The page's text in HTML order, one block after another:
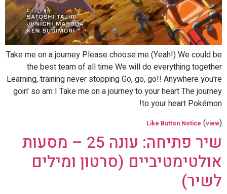
Take me on a journey Please choose me (Yeah!) We could be
the best team of all time We will do everything together
Learning, training never stopping Go, go, go!! Anywhere you're
goin' so am I Take me on a journey to your heart The journey
to your heart Pokémon!
Like Button Notice (view)
שיר פתיחה: עונה 25 – מסעות
אולטימטיביים (סרטון ומילים
לשיר)